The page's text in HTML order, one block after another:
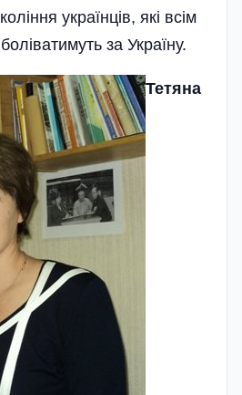
українців, які всім
за Україну.
Тетяна